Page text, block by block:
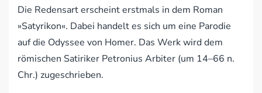
Die Redensart erscheint erstmals in dem Roman
»Satyrikon«. Dabei handelt es sich um eine Parodie
auf die Odyssee von Homer. Das Werk wird dem
römischen Satiriker Petronius Arbiter (um 14–66 n.
Chr.) zugeschrieben.